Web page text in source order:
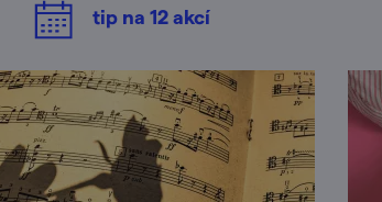
tip na 12akcí